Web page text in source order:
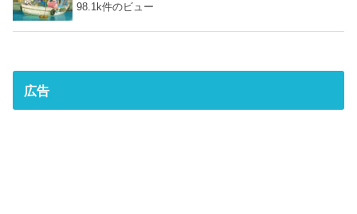
98.1k件のビュー
広告